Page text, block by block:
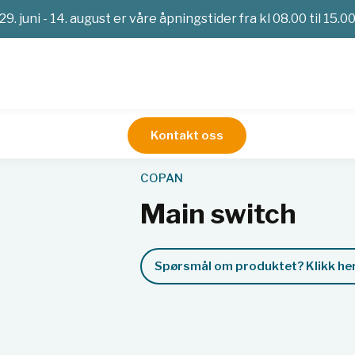
29. juni - 14. august er våre åpningstider fra kl 08.00 til 15.00
Kontakt oss
Main switch
COPAN
Main switch
Spørsmål om produktet? Klikk